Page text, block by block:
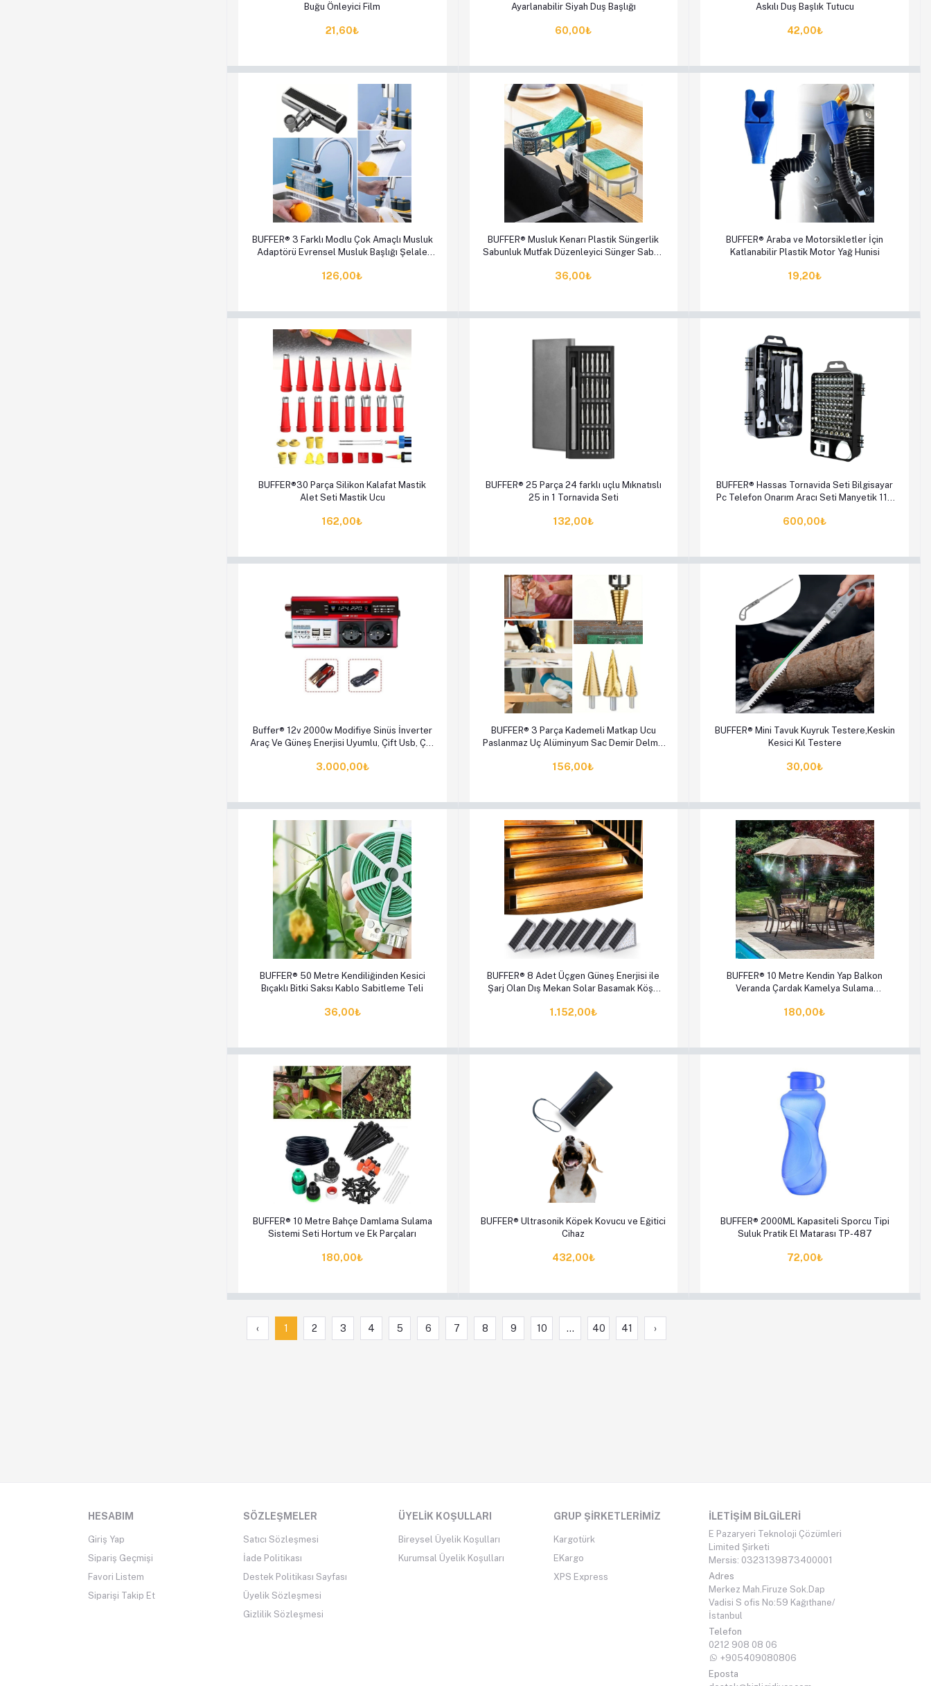
Buğu Önleyici Film
21,60₺
Ayarlanabilir Siyah Duş Başlığı
60,00₺
Askılı Duş Başlık Tutucu
42,00₺
Sepete Ekle Hemen Al
BUFFER® 3 Farklı Modlu Çok Amaçlı Musluk
Adaptörü Evrensel Musluk Başlığı Şelale
126,00₺
Sepete Ekle Hemen Al
BUFFER® Musluk Kenarı Plastik Süngerlik
Sabunluk Mutfak Düzenleyici Sünger Sabun
36,00₺
Sepete Ekle Hemen Al
BUFFER® Araba ve Motorsikletler İçin
Katlanabilir Plastik Motor Yağ Hunisi
19,20₺
Sepete Ekle Hemen Al
BUFFER®30 Parça Silikon Kalafat Mastik
Alet Seti Mastik Ucu
162,00₺
Sepete Ekle Hemen Al
BUFFER® 25 Parça 24 farklı uçlu Mıknatıslı
25 in 1 Tornavida Seti
132,00₺
Sepete Ekle Hemen Al
BUFFER® Hassas Tornavida Seti Bilgisayar
Pc Telefon Onarım Aracı Seti Manyetik 115
600,00₺
Sepete Ekle Hemen Al
Buffer® 12v 2000w Modifiye Sinüs İnverter
Araç Ve Güneş Enerjisi Uyumlu, Çift Usb, Çift
3.000,00₺
Sepete Ekle Hemen Al
BUFFER® 3 Parça Kademeli Matkap Ucu
Paslanmaz Uç Alüminyum Sac Demir Delme
156,00₺
Sepete Ekle Hemen Al
BUFFER® Mini Tavuk Kuyruk Testere,Keskin
Kesici Kıl Testere
30,00₺
Sepete Ekle Hemen Al
BUFFER® 50 Metre Kendiliğinden Kesici
Bıçaklı Bitki Saksı Kablo Sabitleme Teli
36,00₺
Sepete Ekle Hemen Al
BUFFER® 8 Adet Üçgen Güneş Enerjisi ile
Şarj Olan Dış Mekan Solar Basamak Köşe
1.152,00₺
Sepete Ekle Hemen Al
BUFFER® 10 Metre Kendin Yap Balkon
Veranda Çardak Kamelya Sulama
180,00₺
Sepete Ekle Hemen Al
BUFFER® 10 Metre Bahçe Damlama Sulama
Sistemi Seti Hortum ve Ek Parçaları
180,00₺
Sepete Ekle Hemen Al
BUFFER® Ultrasonik Köpek Kovucu ve Eğitici
Cihaz
432,00₺
Sepete Ekle Hemen Al
BUFFER® 2000ML Kapasiteli Sporcu Tipi
Suluk Pratik El Matarası TP-487
72,00₺
‹ 1 2 3 4 5 6 7 8 9 10 ... 40 41 ›
HESABIM
Giriş Yap
Sipariş Geçmişi
Favori Listem
Siparişi Takip Et
SÖZLEŞMELER
Satıcı Sözleşmesi
İade Politikası
Destek Politikası Sayfası
Üyelik Sözleşmesi
Gizlilik Sözleşmesi
ÜYELIK KOŞULLARI
Bireysel Üyelik Koşulları
Kurumsal Üyelik Koşulları
GRUP ŞIRKETLERIMIZ
Kargotürk
EKargo
XPS Express
İLETIŞIM BILGILERI
E Pazaryeri Teknoloji Çözümleri
Limited Şirketi
Mersis: 0323139873400001
Adres
Merkez Mah.Firuze Sok.Dap
Vadisi S ofis No:59 Kağıthane/
İstanbul
Telefon
0212 908 08 06
+905409080806
Eposta